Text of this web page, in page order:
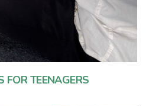
FOR TEENAGERS